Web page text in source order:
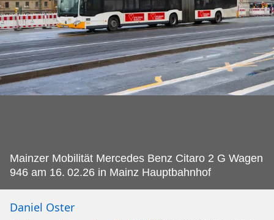
Mainzer Mobilität Mercedes Benz Citaro 2 G Wagen
946 am 16. 02.26 in Mainz Hauptbahnhof
Daniel Oster